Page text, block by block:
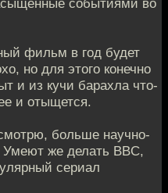
событиями во
фильм в год будет
но для этого конечно
и из кучи барахла что-
и отыщется.
больше научно-
же делать BBC,
сериал